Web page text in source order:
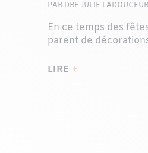
PAR DRE JULIE LADOUCEUR
En ce temps des
parent de
LIRE